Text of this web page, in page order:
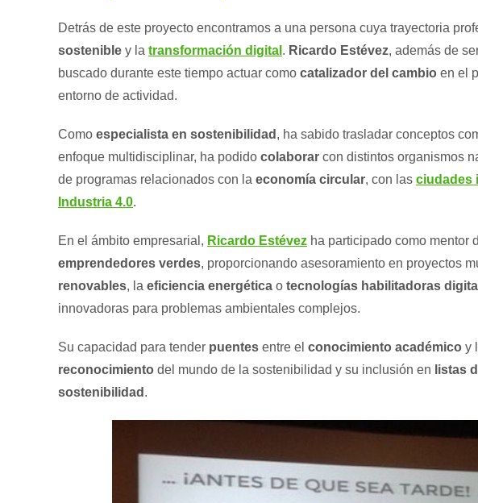
Detrás de este proyecto encontramos a una persona cuya trayectoria
sostenible y la transformación digital . Ricardo Estévez, además de
buscado durante este tiempo actuar como catalizador del cambio en el
entorno de actividad.
Como especialista en sostenibilidad , ha sabido trasladar conceptos
enfoque multidisciplinar, ha podido colaborar con distintos organismos
de programas relacionados con la economía circular, con las ciudades
Industria 4.0.
En el ámbito empresarial, Ricardo Estévez ha participado como mentor
emprendedores verdes, proporcionando asesoramiento en proyectos
renovables, la eficiencia energética o tecnologías habilitadoras
innovadoras para problemas ambientales complejos.
Su capacidad para tender puentes entre el conocimiento académico y
reconocimiento del mundo de la sostenibilidad y su inclusión en listas
sostenibilidad .